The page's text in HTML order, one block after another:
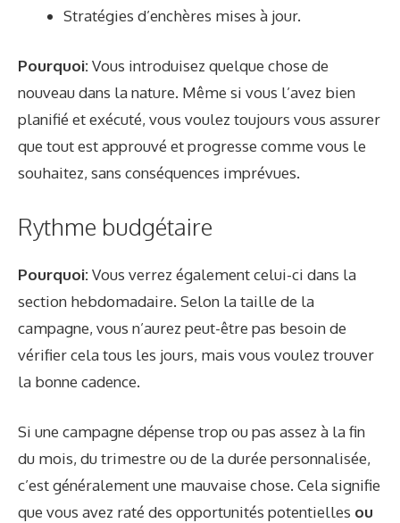
Stratégies d’enchères mises à jour.
Pourquoi:Vous introduisez quelque chose de
nouveau dans la nature. Même si vous l’avez bien
planifié et exécuté, vous voulez toujours vous assurer
que tout est approuvé et progresse comme vous le
souhaitez, sans conséquences imprévues.
Rythme budgétaire
Pourquoi:Vous verrez également celui-ci dans la
section hebdomadaire. Selon la taille de la
campagne, vous n’aurez peut-être pas besoin de
vérifier cela tous les jours, mais vous voulez trouver
la bonne cadence.
Si une campagne dépense trop ou pas assez à la fin
du mois, du trimestre ou de la durée personnalisée,
c’est généralement une mauvaise chose. Cela signifie
que vous avez raté des opportunités potentielles ou